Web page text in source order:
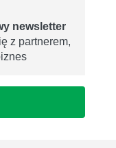
newsletter
z partnerem,